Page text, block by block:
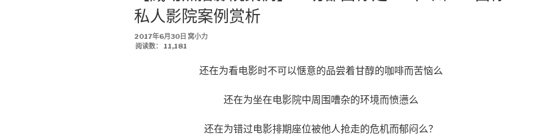
私人影院案例赏析
发
布
2017年6月30日 窝小力
阅读数： 11,181
还在为看电影时不可以惬意的品尝着甘醇的咖啡而苦恼么
还在为坐在电影院中周围嘈杂的环境而愤懑么
还在为错过电影排期座位被他人抢走的危机而郁闷么？